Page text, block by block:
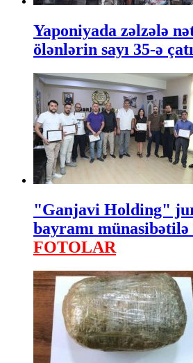
Yaponiyada zəlzələ
ölənlərin sayı 35-ə
"Ganjavi Holding"
bayramı
FOTOLAR